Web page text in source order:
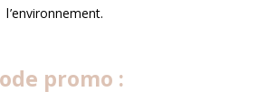
l’environnement.
promo :